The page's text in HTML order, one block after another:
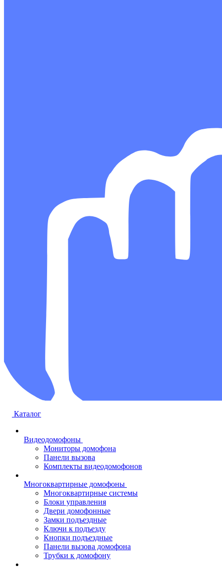
Каталог
Видеодомофоны
Мониторы домофона
Панели вызова
Комплекты видеодомофонов
Многоквартирные домофоны
Многоквартирные системы
Блоки управления
Двери домофонные
Замки подъездные
Ключи к подъезду
Кнопки подъездные
Панели вызова домофона
Трубки к домофону